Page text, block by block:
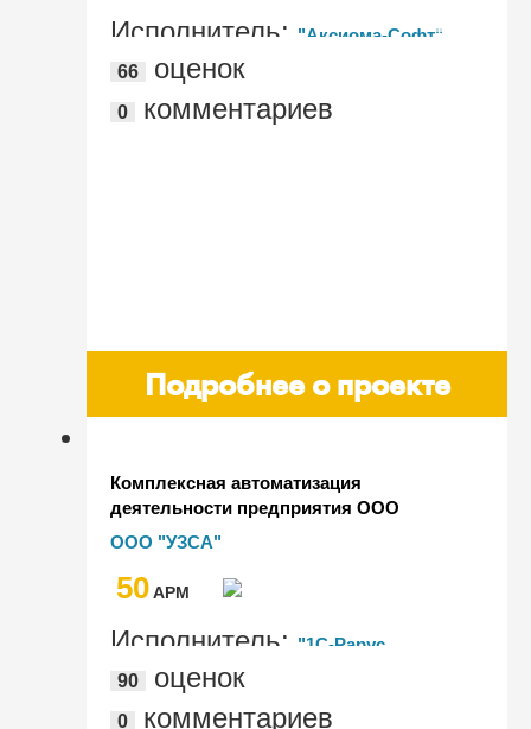
эффективности закупок
Исполнитель: "Аксиома-Софт"
66
оценок
0 комментариев
Подробнее о проекте
Комплексная автоматизация
деятельности предприятия ООО
"Уральский завод специального
программного продукта "1С:ERP
ООО "УЗСА"
50AРМ
Исполнитель: "1С-Рарус
Челябинск"
90 оценок
0 комментариев